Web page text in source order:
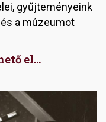
gyűjteményeink
a múzeumot
el...